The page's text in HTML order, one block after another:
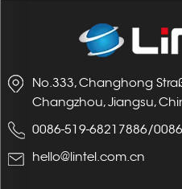
No.333, Changhong
Changzhou, Jiangsu,
0086-519-68217886/
hello@lintel.com.cn